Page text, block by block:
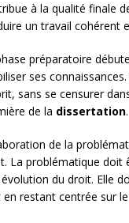
à la qualité finale
un travail cohérent
préparatoire
ses
sans se censurer
de la dissertation.
de la
La problématique doit
du droit. Elle
restant centrée sur